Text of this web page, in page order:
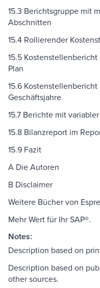
15.3 Berichtsgruppe mit
Abschnitten
15.4 Rollierender
15.5
Plan
15.6
Geschäftsjahre
15.7 Berichte mit
15.8 Bilanzreport im
15.9 Fazit
A Die Autoren
B Disclaimer
Weitere Bücher von
Mehr Wert für Ihr SAP®.
Notes:
Description based on
Description based on
other sources.